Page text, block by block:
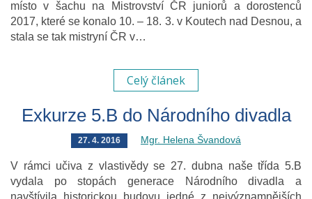
místo v šachu na Mistrovství ČR juniorů a dorostenců
2017, které se konalo 10. – 18. 3. v Koutech nad Desnou, a
stala se tak mistryní ČR v…
Celý článek
Exkurze 5.B do Národního divadla
27. 4. 2016 Mgr. Helena Švandová
V rámci učiva z vlastivědy se 27. dubna naše třída 5.B
vydala po stopách generace Národního divadla a
navštívila historickou budovu jedné z nejvýznamnějších